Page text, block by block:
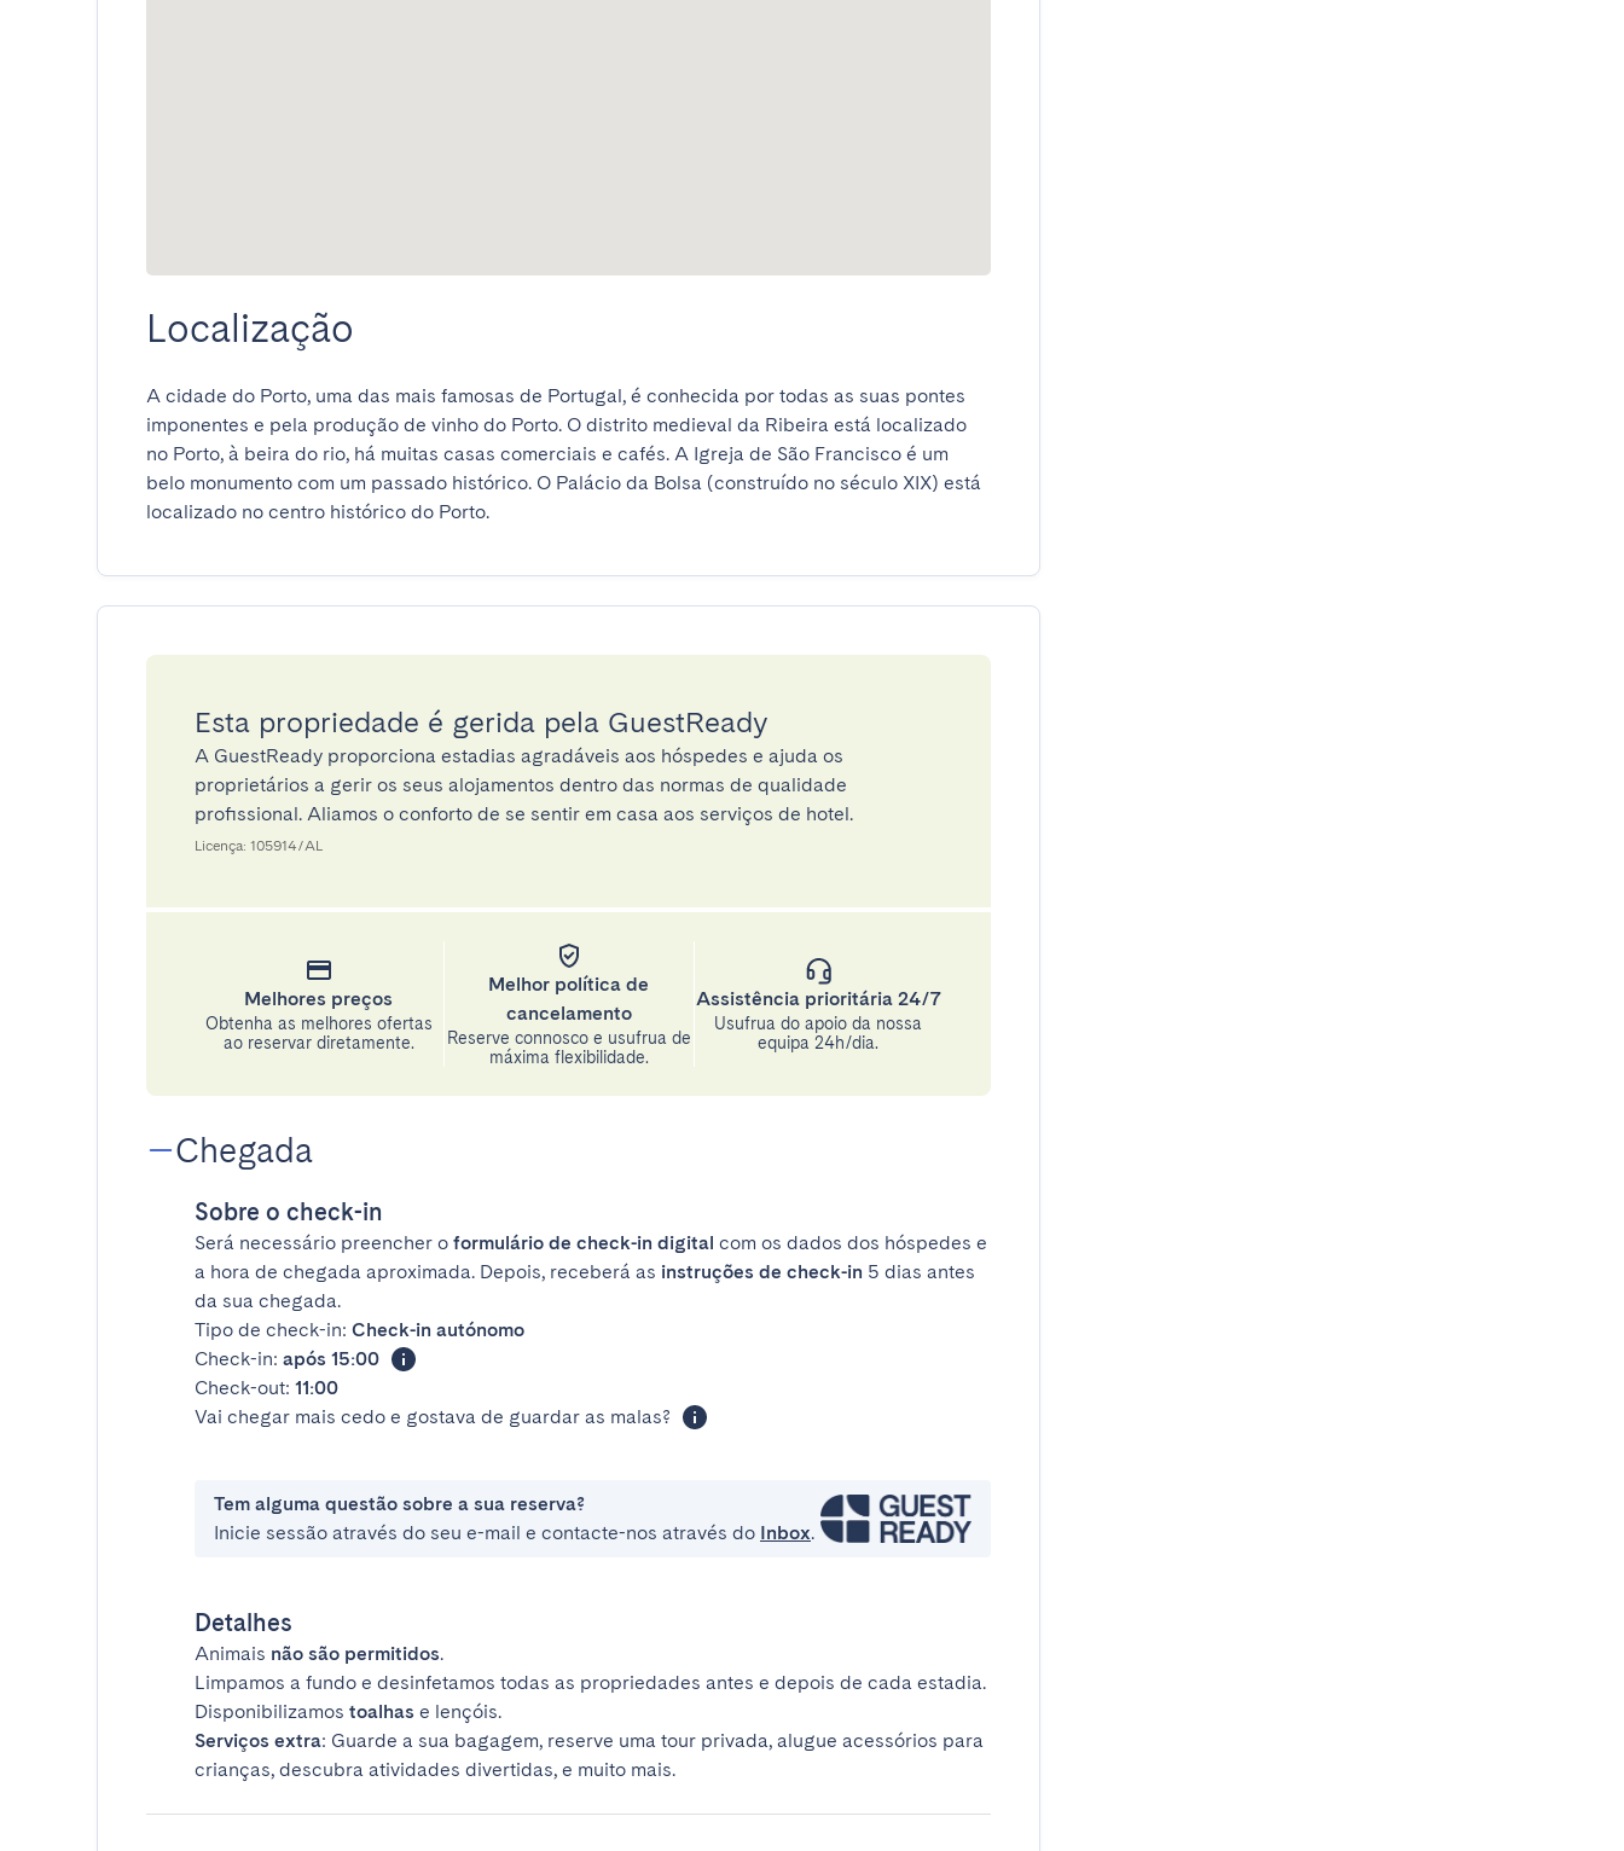
Localização
A cidade do Porto, uma das mais famosas de Portugal, é conhecida por todas as suas pontes
imponentes e pela produção de vinho do Porto. O distrito medieval da Ribeira está localizado
no Porto, à beira do rio, há muitas casas comerciais e cafés. A Igreja de São Francisco é um
belo monumento com um passado histórico. O Palácio da Bolsa (construído no século XIX) está
localizado no centro histórico do Porto.
Esta propriedade é gerida pela GuestReady
A GuestReady proporciona estadias agradáveis aos hóspedes e ajuda os
proprietários a gerir os seus alojamentos dentro das normas de qualidade
profissional. Aliamos o conforto de se sentir em casa aos serviços de hotel.
Licença: 105914/AL
Melhores preços
Obtenha as melhores ofertas
ao reservar diretamente.
Melhor política de
cancelamento
Reserve connosco e usufrua de
máxima flexibilidade.
Assistência prioritária 24/7
Usufrua do apoio da nossa
equipa 24h/dia.
Chegada
Sobre o check-in
Será necessário preencher o formulário de check-in digital com os dados dos hóspedes e
a hora de chegada aproximada. Depois, receberá as instruções de check-in 5 dias antes
da sua chegada.
Tipo de check-in: Check-in autónomo
Check-in: após 15:00
Check-out: 11:00
Vai chegar mais cedo e gostava de guardar as malas?
Tem alguma questão sobre a sua reserva?
Inicie sessão através do seu e-mail e contacte-nos através do Inbox.
Detalhes
Animais não são permitidos.
Limpamos a fundo e desinfetamos todas as propriedades antes e depois de cada estadia.
Disponibilizamos toalhas e lençóis.
Serviços extra: Guarde a sua bagagem, reserve uma tour privada, alugue acessórios para
crianças, descubra atividades divertidas, e muito mais.